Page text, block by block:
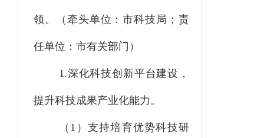
领。（牵头单位：市科技局；责
任单位：市有关部门）
1.深化科技创新平台建设，
提升科技成果产业化能力。
（ 1）支持培育优势科技研